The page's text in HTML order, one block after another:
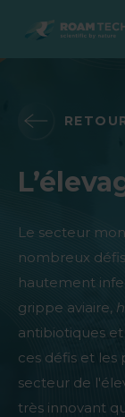
Agro
Produits
Tous les
Livestock
Produits
Tous les
Industrial
Produits
Tous les
Medical
Produits
Tous les
Le secteur
nombreux
hautement
grippe aviaire,
antibiotiques
ces défis et les
secteur de
très innovant